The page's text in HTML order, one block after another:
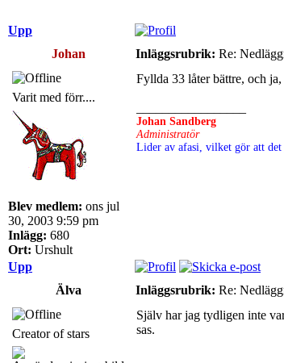
Upp
Johan
Inläggsrubrik: Re:
Varit med förr....
Blev medlem: ons jul
30, 2003 9:59 pm
Inlägg: 680
Ort: Urshult
Fyllda 33 låter bättre, och
Johan Sandberg
Administratör
Lider av afasi, vilket gör att det
Upp
Älva
Inläggsrubrik: Re:
Creator of stars
Själv har jag tydligen inte
sas.